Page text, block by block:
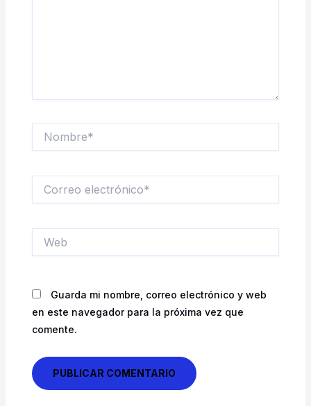
electrónico*
Guarda mi nombre, correo electrónico y web
en este navegador para la próxima vez que
comente.